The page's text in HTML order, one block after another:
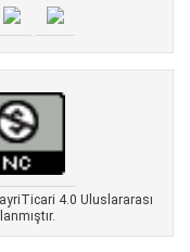
4.0 Uluslararası